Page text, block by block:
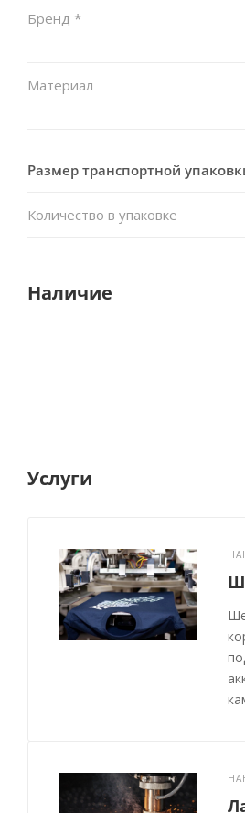
Бренд *
Материал
Размер транспортной
Количество в упаковке
Наличие
Услуги